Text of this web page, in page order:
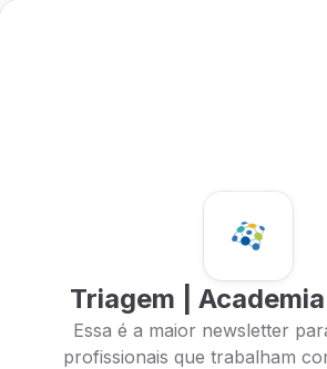
Triagem |
Essa é a maior newsletter
profissionais que trabalham